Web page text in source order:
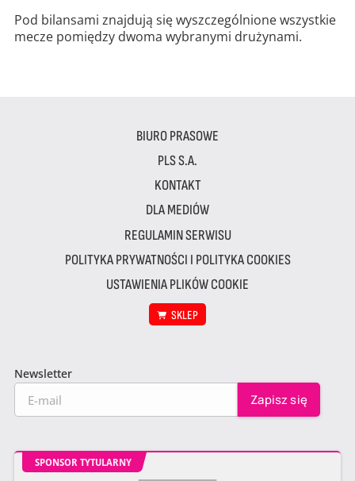
Pod bilansami znajdują się wyszczególnione wszystkie
mecze pomiędzy dwoma wybranymi drużynami.
BIURO PRASOWE
PLS S.A.
KONTAKT
DLA MEDIÓW
REGULAMIN SERWISU
POLITYKA PRYWATNOŚCI I POLITYKA COOKIES
USTAWIENIA PLIKÓW COOKIE
SKLEP
Newsletter
SPONSOR TYTULARNY